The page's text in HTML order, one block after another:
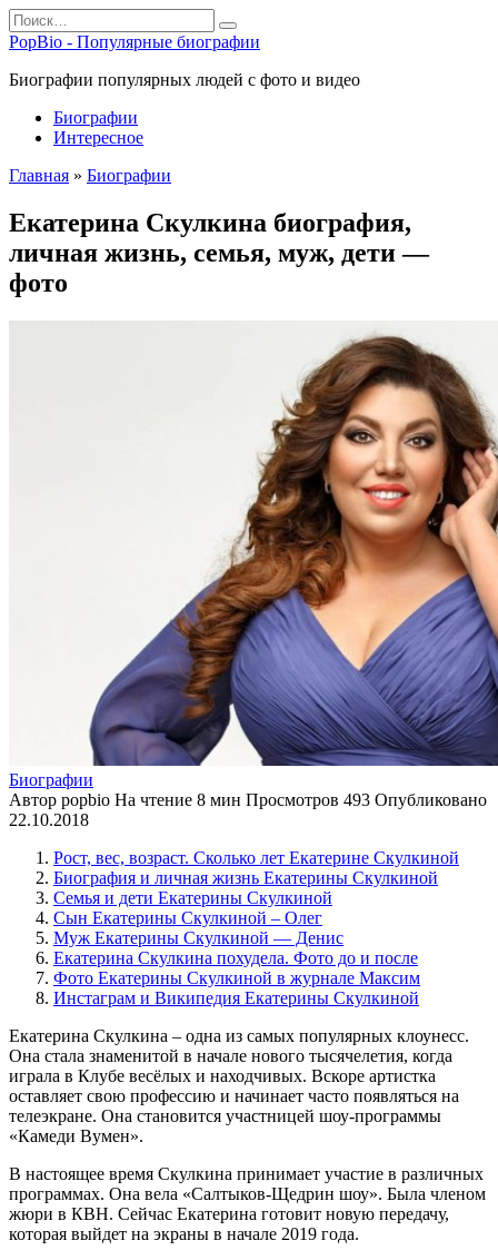
Перейти
к
содержанию
Search
for:
PopBio - Популярные биографии
Биографии популярных людей с фото и видео
Биографии
Интересное
Главная » Биографии
Екатерина Скулкина биография,
личная жизнь, семья, муж, дети —
фото
Биографии
Автор popbio На чтение 8 мин Просмотров 493 Опубликовано
22.10.2018
Рост, вес, возраст. Сколько лет Екатерине Скулкиной
Биография и личная жизнь Екатерины Скулкиной
Семья и дети Екатерины Скулкиной
Сын Екатерины Скулкиной – Олег
Муж Екатерины Скулкиной — Денис
Екатерина Скулкина похудела. Фото до и после
Фото Екатерины Скулкиной в журнале Максим
Инстаграм и Википедия Екатерины Скулкиной
Екатерина Скулкина – одна из самых популярных клоунесс.
Она стала знаменитой в начале нового тысячелетия, когда
играла в Клубе весёлых и находчивых. Вскоре артистка
оставляет свою профессию и начинает часто появляться на
телеэкране. Она становится участницей шоу-программы
«Камеди Вумен».
В настоящее время Скулкина принимает участие в различных
программах. Она вела «Салтыков-Щедрин шоу». Была членом
жюри в КВН. Сейчас Екатерина готовит новую передачу,
которая выйдет на экраны в начале 2019 года.